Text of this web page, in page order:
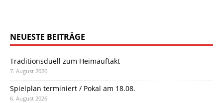
NEUESTE BEITRÄGE
Traditionsduell zum Heimauftakt
7. August 2026
Spielplan terminiert / Pokal am 18.08.
6. August 2026